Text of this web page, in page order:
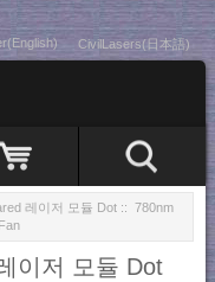
CivilLasers(日本語)
레이저 모듈 Dot :: 780nm
이저 모듈 Dot